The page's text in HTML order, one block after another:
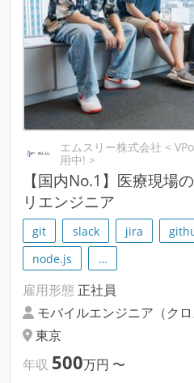
エムスリー株式会社 <
用中! >
【国内No.1】医療現場
リエンジニア
git slack jira
node.js
…
雇用形態 正社員
モバイルエンジニア（ク
東京
年収 500万円 〜